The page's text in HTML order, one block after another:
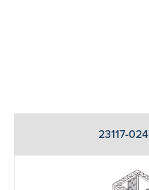
23117-024